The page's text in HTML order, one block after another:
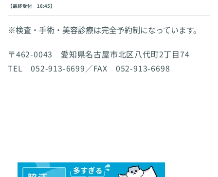
【最終受付 16:45】
※検査・手術・美容診療は完全予約制になっています。
〒462-0043 愛知県名古屋市北区八代町2丁目74
TEL 052-913-6699／FAX 052-913-6698